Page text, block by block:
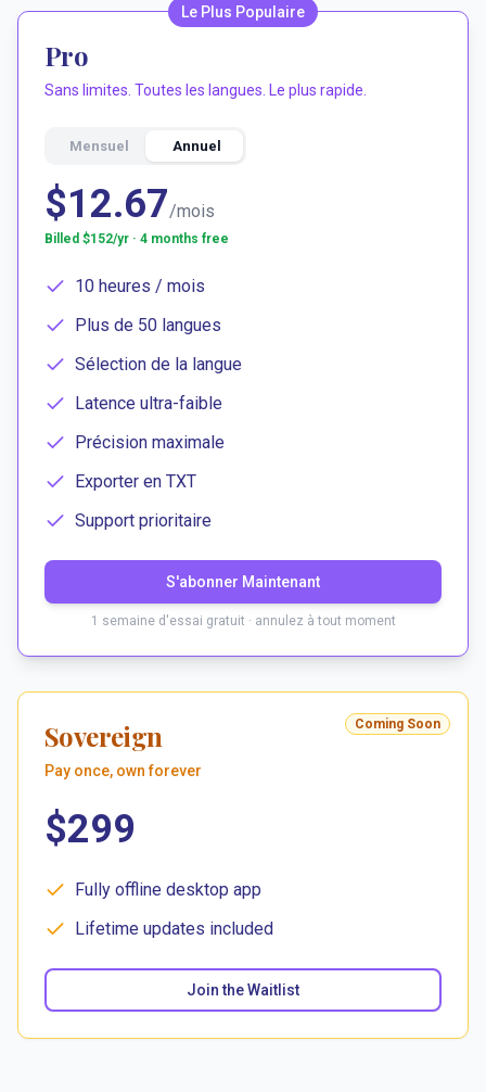
Le Plus Populaire
Pro
Sans limites. Toutes les langues. Le plus rapide.
Mensuel Annuel
$12.67/mois
Billed $152/yr · 4 months free
10 heures / mois
Plus de 50 langues
Sélection de la langue
Latence ultra-faible
Précision maximale
Exporter en TXT
Support prioritaire
S'abonner Maintenant
1 semaine d'essai gratuit · annulez à tout moment
Coming Soon
Sovereign
Pay once, own forever
$299
Fully offline desktop app
Lifetime updates included
Join the Waitlist